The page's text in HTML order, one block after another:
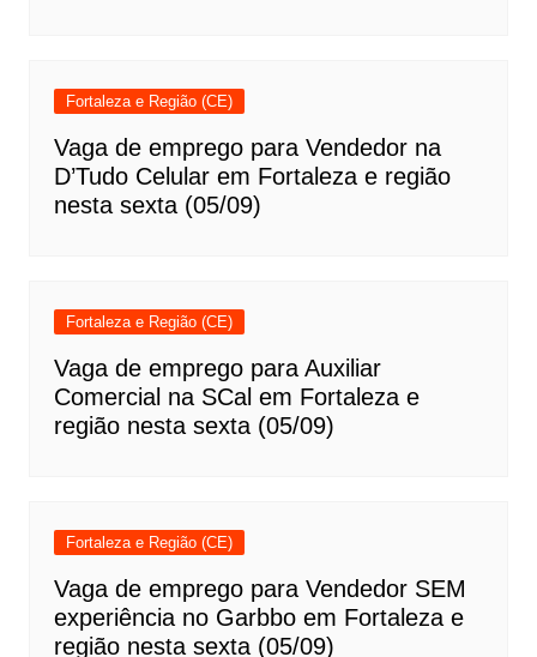
Fortaleza e Região (CE)
Vaga de emprego para Vendedor na
D’Tudo Celular em Fortaleza e região
nesta sexta (05/09)
Fortaleza e Região (CE)
Vaga de emprego para Auxiliar
Comercial na SCal em Fortaleza e
região nesta sexta (05/09)
Fortaleza e Região (CE)
Vaga de emprego para Vendedor SEM
experiência no Garbbo em Fortaleza e
região nesta sexta (05/09)